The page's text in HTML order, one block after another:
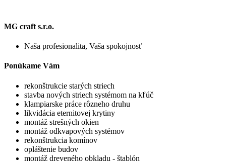
MG craft s.r.o.
Naša profesionalita, Vaša spokojnosť
Ponúkame Vám
rekonštrukcie starých striech
stavba nových striech systémom na kľúč
klampiarske práce rôzneho druhu
likvidácia eternitovej krytiny
montáž strešných okien
montáž odkvapových systémov
rekonštrukcia komínov
opláštenie budov
montáž dreveného obkladu - štablón